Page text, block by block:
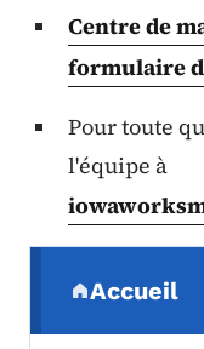
Centre de
formulaire
Pour toute
l'équipe à
Accueil
(parent